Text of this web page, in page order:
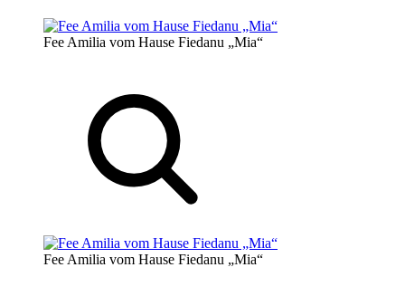
Fee Amilia vom Hause Fiedanu „Mia“
Fee Amilia vom Hause Fiedanu „Mia“